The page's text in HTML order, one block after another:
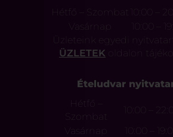
Hétfő – Szombat
Vasárnap
Üzleteink egyedi
ÜZLETEK oldalon
Ételudvar
Hétfő –
Szombat
Vasárnap